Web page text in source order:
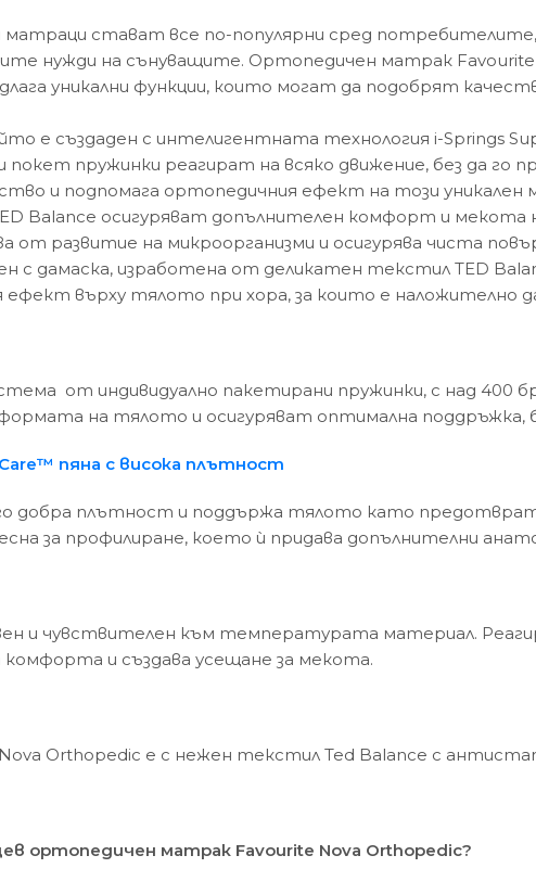
стават все по-популярни сред
нужди на сънуващите. Ортопедичен матрак
уникални функции, които могат да подобрят
е създаден с интелигентната технология i-Springs
пружинки реагират на всяко движение, без да
и подпомага ортопедичния ефект на този
Balance осигуряват допълнителен комфорт и мекота
от развитие на микроорганизми и осигурява чиста
с дамаска, изработена от деликатен текстил TED
ефект върху тялото при хора, за които е наложително
от индивидуално пакетирани пружинки, с над
на тялото и осигуряват оптимална поддръжка,
™ пяна с висока плътност
добра плътност и поддържа тялото като
за профилиране, което ѝ придава допълнителни
и чувствителен към температурата материал.
комфорта и създава усещане за мекота.
Orthopedic e с нежен текстил Ted Balance с
ортопедичен матрак Favourite Nova Orthopedic?